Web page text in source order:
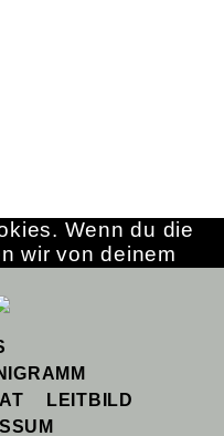
LEITBILD
Wenn du die
wir von deinem